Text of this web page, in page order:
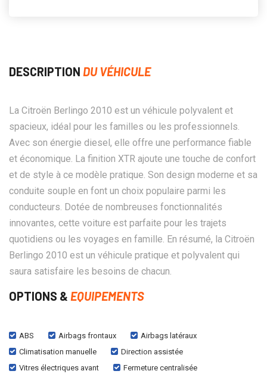
DESCRIPTION DU VÉHICULE
La Citroën Berlingo 2010 est un véhicule polyvalent et
spacieux, idéal pour les familles ou les professionnels.
Avec son énergie diesel, elle offre une performance fiable
et économique. La finition XTR ajoute une touche de confort
et de style à ce modèle pratique. Son design moderne et sa
conduite souple en font un choix populaire parmi les
conducteurs. Dotée de nombreuses fonctionnalités
innovantes, cette voiture est parfaite pour les trajets
quotidiens ou les voyages en famille. En résumé, la Citroën
Berlingo 2010 est un véhicule pratique et polyvalent qui
saura satisfaire les besoins de chacun.
OPTIONS & EQUIPEMENTS
ABS Airbags frontaux
Airbags latéraux
Climatisation manuelle
Direction assistée
Vitres électriques avant
Fermeture centralisée